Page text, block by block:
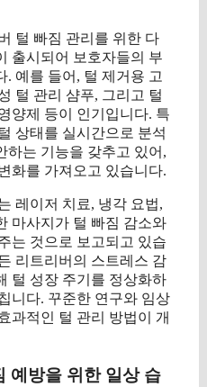
털 빠짐 관리를 위한 다
출시되어 보호자들의 부
. 예를 들어, 털 제거용 고
털 관리 샴푸, 그리고 털
양제 등이 인기입니다. 특
상태를 실시간으로 분석
하는 기능을 갖추고 있어,
화를 가져오고 있습니다.
레이저 치료, 냉각 요법,
마사지가 털 빠짐 감소와
는 것으로 보고되고 있습
리트리버의 스트레스 감
털 성장 주기를 정상화하
니다. 꾸준한 연구와 임상
과적인 털 관리 방법이 개
예방을 위한 일상 습